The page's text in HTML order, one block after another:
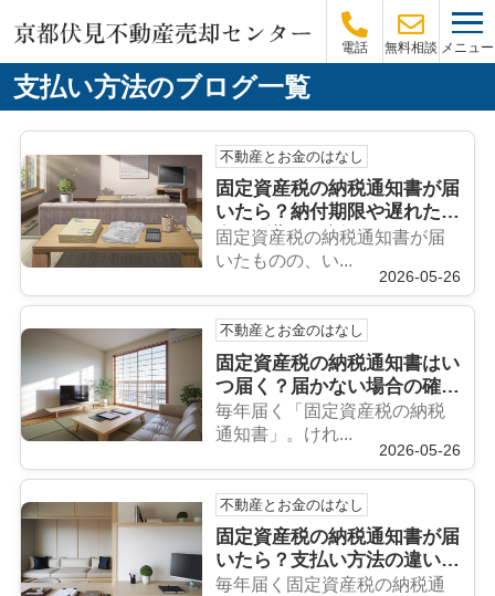
電話 無料相談 メニュー
支払い方法のブログ一覧
不動産とお金のはなし
固定資産税の納税通知書が届
いたら？納付期限や遅れた場
合の影響も解説
固定資産税の納税通知書が届
いたものの、い...
2026-05-26
不動産とお金のはなし
固定資産税の納税通知書はい
つ届く？届かない場合の確認
ポイントを解説
毎年届く「固定資産税の納税
通知書」。けれ...
2026-05-26
不動産とお金のはなし
固定資産税の納税通知書が届
いたら？支払い方法の違いと
ポイントをまとめて解説
毎年届く固定資産税の納税通